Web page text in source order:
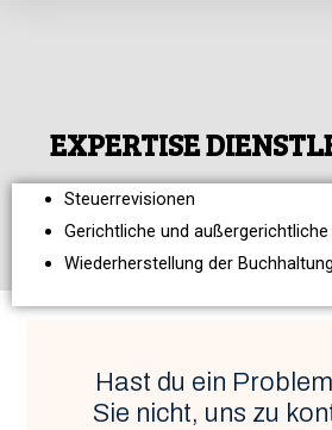
EXPERTISE
Steuerrevisionen
Gerichtliche und
Wiederherstellung der Buchhaltung
Hast du ein
Sie nicht, uns zu